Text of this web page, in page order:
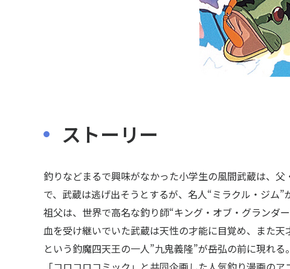
ストーリー
釣りなどまるで興味がなかった小学生の風間武蔵は、
で、武蔵は逃げ出そうとするが、名人“ミラクル・ジム
祖父は、世界で高名な釣り師“キング・オブ・グランダ
血を受け継いでいた武蔵は天性の才能に目覚め、また
という釣魔四天王の一人”九鬼義隆”が岳弘の前に現れ